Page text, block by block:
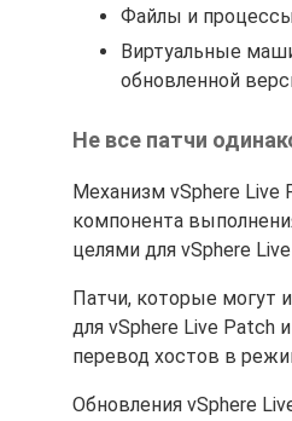
Файлы и
Виртуальные
обновленной
Не все патчи
Механизм vSphere Live
компонента
целями для vSphere
Патчи, которые могут
для vSphere Live Patch
перевод хостов в
Обновления vSphere